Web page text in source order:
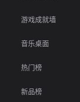
游戏成就墙
音乐桌面
热门榜
新品榜